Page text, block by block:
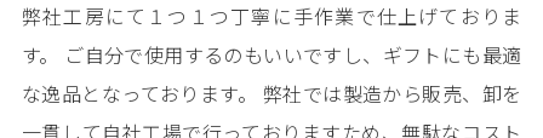
弊社工房にて１つ１つ丁寧に手作業で仕上げておりま
す。 ご自分で使用するのもいいですし、ギフトにも最適
な逸品となっております。 弊社では製造から販売、卸を
一貫して自社工場で行っておりますため、無駄なコスト